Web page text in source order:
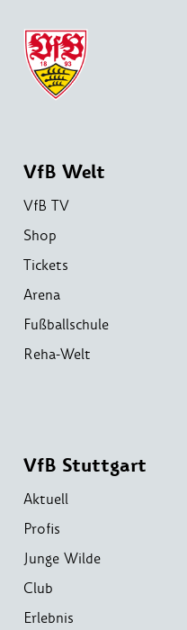
VfB Welt
VfB TV
Shop
Tickets
Arena
Fußballschule
Reha-Welt
VfB Stuttgart
Aktuell
Profis
Junge Wilde
Club
Erlebnis